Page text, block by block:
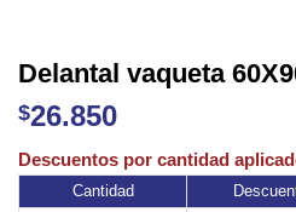
Delantal vaqueta
$26.850
Cantidad